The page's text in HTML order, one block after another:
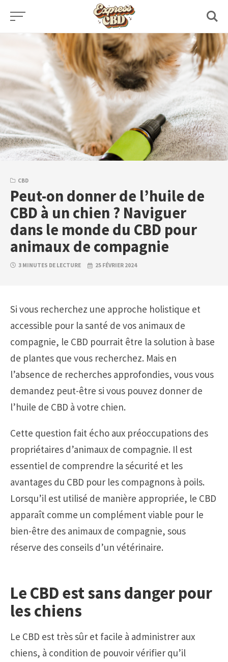
Skip
CBD
Peut-on donner de l’huile de
CBD à un chien ? Naviguer
dans le monde du CBD pour
animaux de compagnie
3 MINUTES DE LECTURE 25 FÉVRIER 2024
Si vous recherchez une approche holistique et
accessible pour la santé de vos animaux de
compagnie, le CBD pourrait être la solution à base
de plantes que vous recherchez. Mais en
l’absence de recherches approfondies, vous vous
demandez peut-être si vous pouvez donner de
l’huile de CBD à votre chien.
Cette question fait écho aux préoccupations des
propriétaires d’animaux de compagnie. Il est
essentiel de comprendre la sécurité et les
avantages du CBD pour les compagnons à poils.
Lorsqu’il est utilisé de manière appropriée, le CBD
apparaît comme un complément viable pour le
bien-être des animaux de compagnie, sous
réserve des conseils d’un vétérinaire.
Le CBD est sans danger pour
les chiens
Le CBD est très sûr et facile à administrer aux
chiens, à condition de pouvoir vérifier qu’il